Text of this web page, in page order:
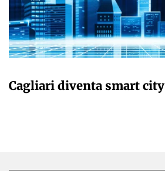
Cagliari diventa smart city